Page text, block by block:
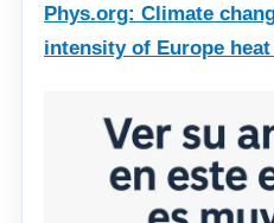
Phys.org: Climate
intensity of Europe